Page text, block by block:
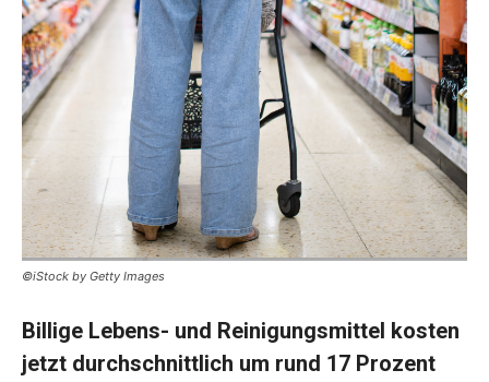
©iStock by Getty Images
Billige Lebens- und Reinigungsmittel kosten
jetzt durchschnittlich um rund 17 Prozent